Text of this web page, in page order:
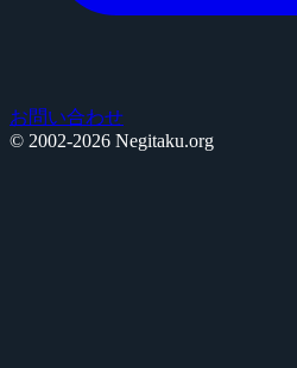
お問い合わせ
© 2002-2026 Negitaku.org